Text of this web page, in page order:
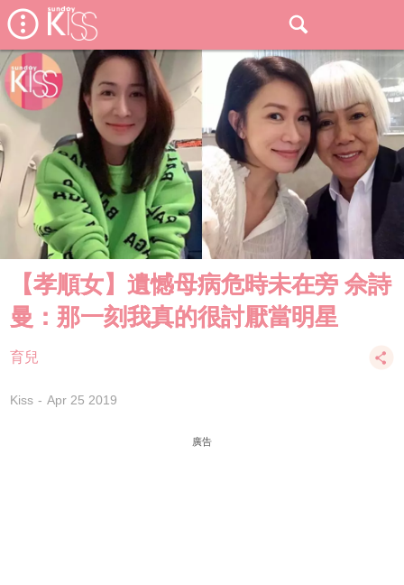
【孝順女】遺憾母病危時未在旁 佘詩
曼：那一刻我真的很討厭當明星
育兒
Kiss Apr 25 2019
廣告